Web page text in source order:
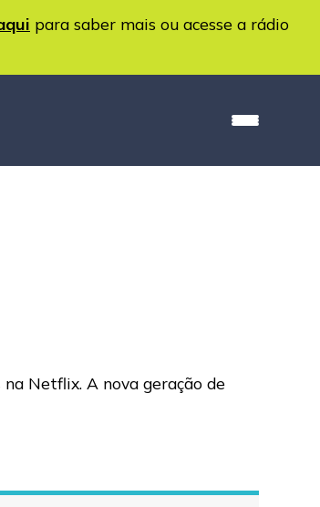
para saber mais ou acesse a rádio
Netflix. A nova geração de